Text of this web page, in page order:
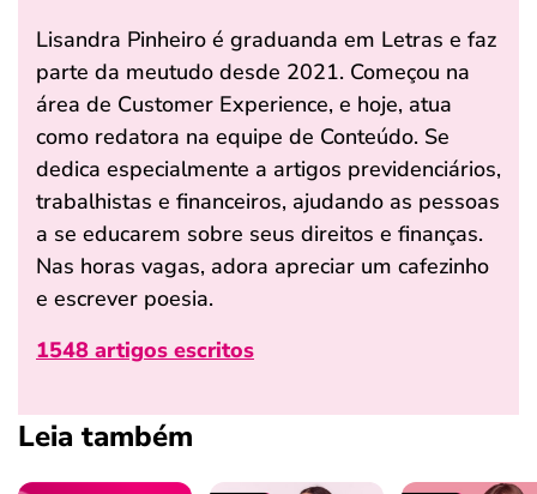
Lisandra Pinheiro é graduanda em Letras e faz
parte da meutudo desde 2021. Começou na
área de Customer Experience, e hoje, atua
como redatora na equipe de Conteúdo. Se
dedica especialmente a artigos previdenciários,
trabalhistas e financeiros, ajudando as pessoas
a se educarem sobre seus direitos e finanças.
Nas horas vagas, adora apreciar um cafezinho
e escrever poesia.
1548 artigos escritos
Leia também